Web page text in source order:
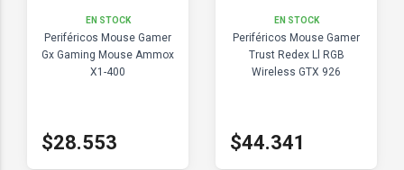
EN STOCK
Periféricos Mouse Gamer
Gx Gaming Mouse Ammox
X1-400
$28.553
EN STOCK
Periféricos Mouse Gamer
Trust Redex Ll RGB
Wireless GTX 926
$44.341